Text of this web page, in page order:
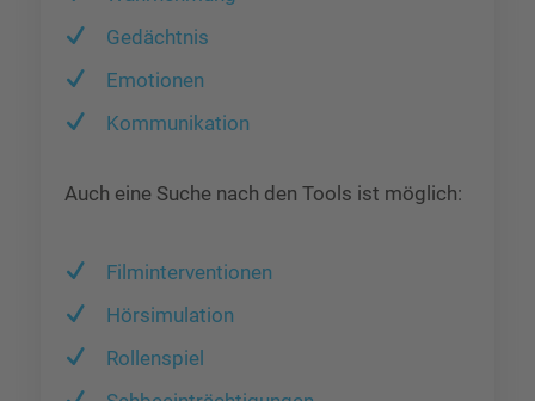
Gedächtnis
Emotionen
Kommunikation
Auch eine Suche nach den Tools ist möglich:
Filminterventionen
Hörsimulation
Rollenspiel